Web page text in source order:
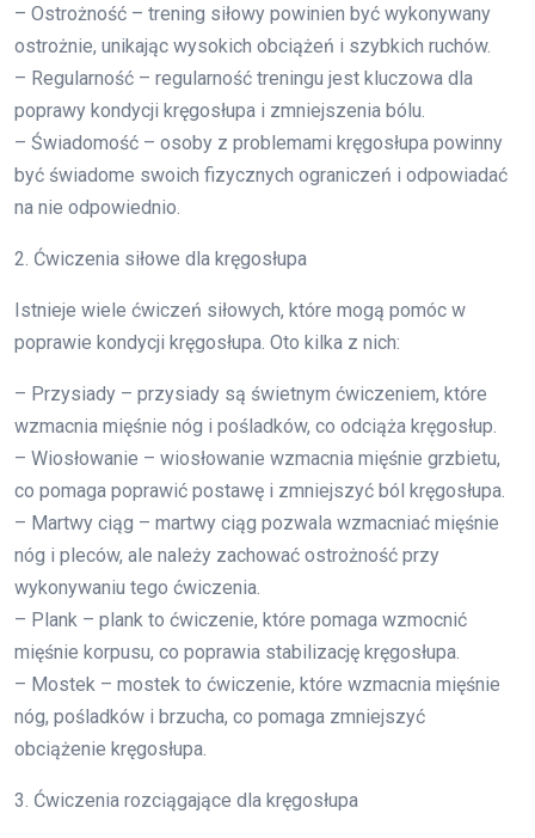
– Ostrożność – trening siłowy powinien być wykonywany
ostrożnie, unikając wysokich obciążeń i szybkich ruchów.
– Regularność – regularność treningu jest kluczowa dla
poprawy kondycji kręgosłupa i zmniejszenia bólu.
– Świadomość – osoby z problemami kręgosłupa powinny
być świadome swoich fizycznych ograniczeń i odpowiadać
na nie odpowiednio.
2. Ćwiczenia siłowe dla kręgosłupa
Istnieje wiele ćwiczeń siłowych, które mogą pomóc w
poprawie kondycji kręgosłupa. Oto kilka z nich:
– Przysiady – przysiady są świetnym ćwiczeniem, które
wzmacnia mięśnie nóg i pośladków, co odciąża kręgosłup.
– Wiosłowanie – wiosłowanie wzmacnia mięśnie grzbietu,
co pomaga poprawić postawę i zmniejszyć ból kręgosłupa.
– Martwy ciąg – martwy ciąg pozwala wzmacniać mięśnie
nóg i pleców, ale należy zachować ostrożność przy
wykonywaniu tego ćwiczenia.
– Plank – plank to ćwiczenie, które pomaga wzmocnić
mięśnie korpusu, co poprawia stabilizację kręgosłupa.
– Mostek – mostek to ćwiczenie, które wzmacnia mięśnie
nóg, pośladków i brzucha, co pomaga zmniejszyć
obciążenie kręgosłupa.
3. Ćwiczenia rozciągające dla kręgosłupa